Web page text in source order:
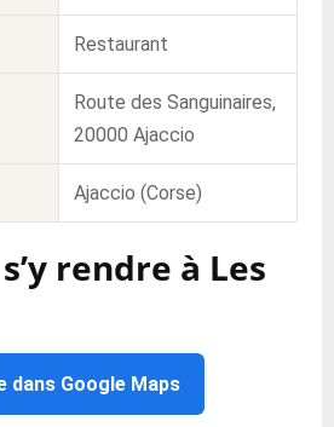
Restaurant
Route des Sanguinaires,
20000 Ajaccio
Ajaccio (Corse)
rendre à Les
dans Google Maps